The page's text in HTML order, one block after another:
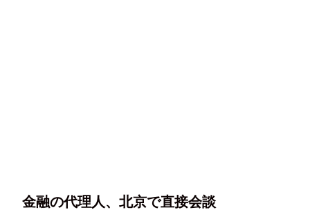
金融の代理人、北京で直接会談